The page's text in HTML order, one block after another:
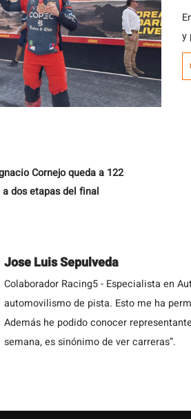
y
Cornejo queda a 122
dos etapas del final
Jose Luis Sepulveda
Colaborador Racing5 - Especialista en
automovilismo de pista. Esto me ha
Además he podido conocer
semana, es sinónimo de ver carreras”.